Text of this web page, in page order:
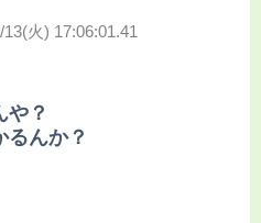
13(火) 17:06:01.41
や？
るんか？